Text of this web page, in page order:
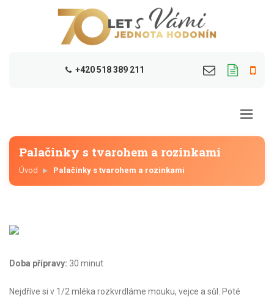
+420 518 389 211
Palačinky s tvarohem a rozinkami
Úvod Palačinky s tvarohem a rozinkami
Doba přípravy: 30 minut
Nejdříve si v 1/2 mléka rozkvrdláme mouku, vejce a sůl. Poté